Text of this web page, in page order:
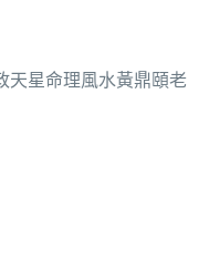
天星命理風水黃鼎頤老